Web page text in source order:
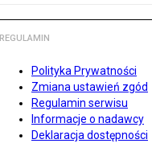
REGULAMIN
Polityka Prywatności
Zmiana ustawień zgód
Regulamin serwisu
Informacje o nadawcy
Deklaracja dostępności